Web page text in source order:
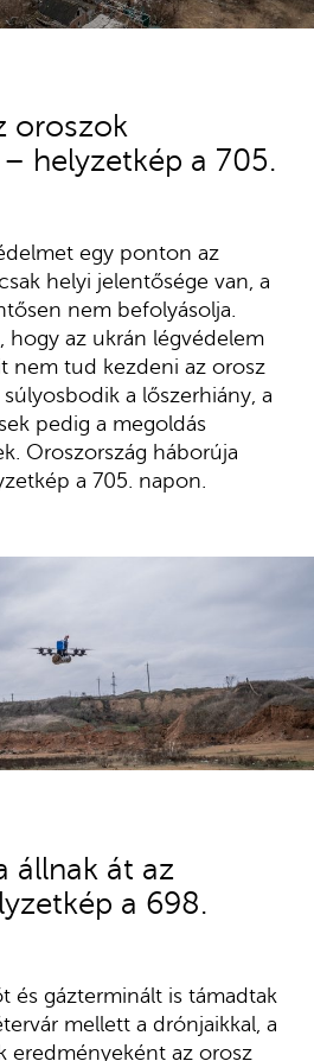
oroszok
helyzetkép a 705.
egy ponton az
helyi jelentősége van, a
nem befolyásolja.
hogy az ukrán légvédelem
nem tud kezdeni az orosz
a lőszerhiány, a
pedig a megoldás
Oroszország háborúja
a 705. napon.
állnak át az
a 698.
és gázterminált is támadtak
mellett a drónjaikkal, a
eredményeként az orosz